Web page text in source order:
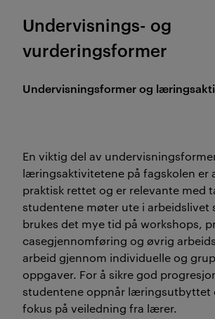
Undervisnings- og
vurderingsformer
Undervisningsformer og
En viktig del av
læringsaktivitetene på fagskolen er
praktisk rettet og er relevante med
studentene møter ute i arbeidslivet
brukes det mye tid på workshops,
casegjennomføring og øvrig
arbeid gjennom individuelle og
oppgaver. For å sikre god
studentene oppnår læringsutbyttet
fokus på veiledning fra lærer.